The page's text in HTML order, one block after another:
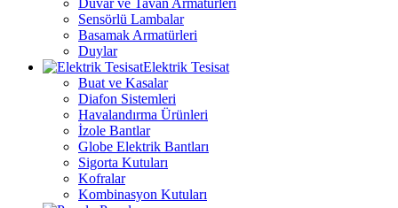
Duvar ve Tavan Armatürleri
Sensörlü Lambalar
Basamak Armatürleri
Duylar
Elektrik Tesisat
Buat ve Kasalar
Diafon Sistemleri
Havalandırma Ürünleri
İzole Bantlar
Globe Elektrik Bantları
Sigorta Kutuları
Kofralar
Kombinasyon Kutuları